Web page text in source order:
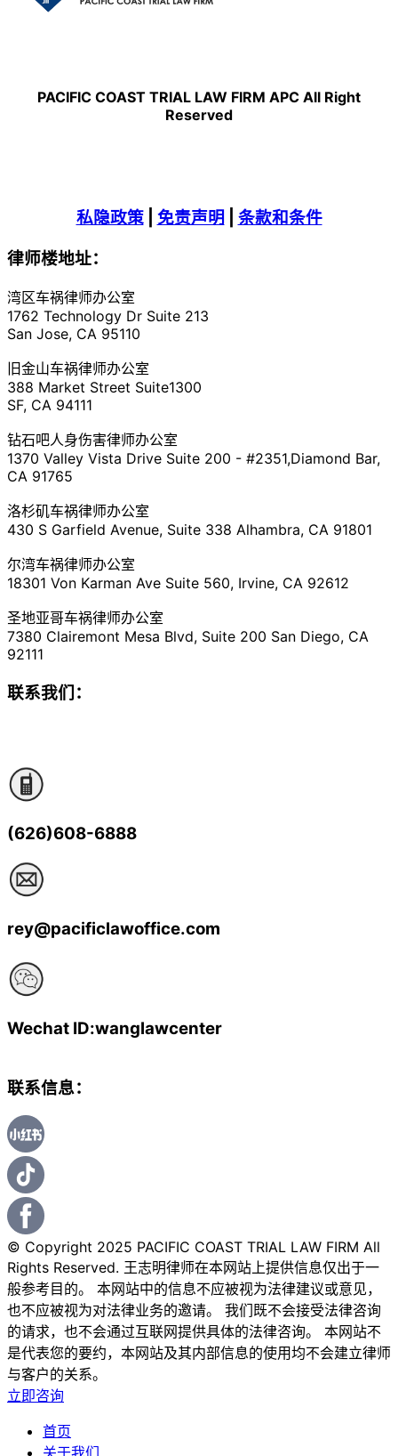
PACIFIC COAST TRIAL LAW FIRM APC All Right
Reserved
私隐政策| 免责声明
条款和条件
律师楼地址：
湾区车祸律师办公室
1762 Technology Dr Suite 213
San Jose, CA 95110
旧金山车祸律师办公室
388 Market Street Suite1300
SF, CA 94111
钻石吧人身伤害律师办公室
1370 Valley Vista Drive Suite 200 - #2351,Diamond Bar,
CA 91765
洛杉矶车祸律师办公室
430 S Garfield Avenue, Suite 338 Alhambra, CA 91801
尔湾车祸律师办公室
18301 Von Karman Ave Suite 560, Irvine, CA 92612
圣地亚哥车祸律师办公室
7380 Clairemont Mesa Blvd, Suite 200 San Diego, CA
92111
联系我们：
(626)608-6888
rey@pacificlawoffice.com
Wechat ID:wanglawcenter
联系信息：
© Copyright 2025 PACIFIC COAST TRIAL LAW FIRM All
Rights Reserved. 王志明律师在本网站上提供信息仅出于一
般参考目的。 本网站中的信息不应被视为法律建议或意见，
也不应被视为对法律业务的邀请。 我们既不会接受法律咨询
的请求，也不会通过互联网提供具体的法律咨询。 本网站不
是代表您的要约，本网站及其内部信息的使用均不会建立律师
与客户的关系。
立即咨询
首页
关于我们